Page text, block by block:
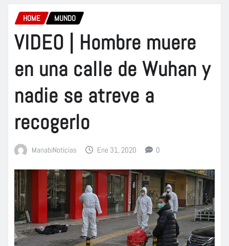
HOME MUNDO
VIDEO | Hombre muere
en una calle de Wuhan y
nadie se atreve a
recogerlo
ManabiNoticias Ene 31, 2020 0